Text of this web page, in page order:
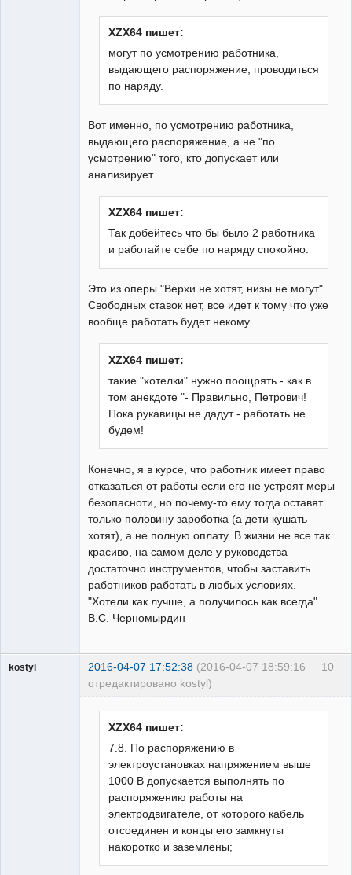
XZX64 пишет:
могут по усмотрению работника,
выдающего распоряжение, проводиться
по наряду.
Вот именно, по усмотрению работника,
выдающего распоряжение, а не "по
усмотрению" того, кто допускает или
анализирует.
XZX64 пишет:
Так добейтесь что бы было 2 работника
и работайте себе по наряду спокойно.
Это из оперы "Верхи не хотят, низы не могут".
Свободных ставок нет, все идет к тому что уже
вообще работать будет некому.
XZX64 пишет:
такие "хотелки" нужно поощрять - как в
том анекдоте "- Правильно, Петрович!
Пока рукавицы не дадут - работать не
будем!
Конечно, я в курсе, что работник имеет право
отказаться от работы если его не устроят меры
безопасноти, но почему-то ему тогда оставят
только половину зароботка (а дети кушать
хотят), а не полную оплату. В жизни не все так
красиво, на самом деле у руководства
достаточно инструментов, чтобы заставить
работников работать в любых условиях.
"Хотели как лучше, а получилось как всегда"
В.С. Черномырдин
10
kostyl 2016-04-07 17:52:38 (2016-04-07 18:59:16
отредактировано kostyl)
XZX64 пишет:
7.8. По распоряжению в
электроустановках напряжением выше
1000 В допускается выполнять по
распоряжению работы на
электродвигателе, от которого кабель
отсоединен и концы его замкнуты
накоротко и заземлены;